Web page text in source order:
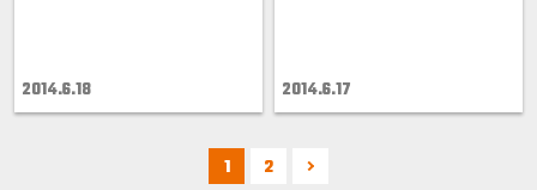
2014.6.18 2014.6.17
1 2